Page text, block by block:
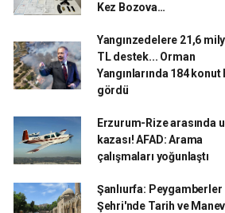
Kez Bozova…
Yangınzedelere 21,6
TL destek... Orman
Yangınlarında 184 konut
gördü
Erzurum-Rize arasında
kazası! AFAD: Arama
çalışmaları yoğunlaştı
Şanlıurfa: Peygamberler
Şehri'nde Tarih ve